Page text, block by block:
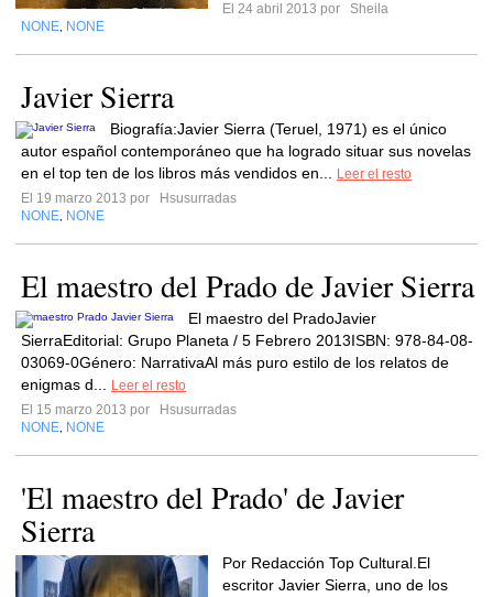
El 24 abril 2013 por
Sheila
NONE NONE
Javier Sierra
Biografía:Javier Sierra (Teruel, 1971) es el único
autor español contemporáneo que ha logrado situar sus novelas
en el top ten de los libros más vendidos en...
Leer el resto
El 19 marzo 2013 por
Hsusurradas
NONE NONE
El maestro del Prado de Javier Sierra
El maestro del PradoJavier
SierraEditorial: Grupo Planeta / 5 Febrero 2013ISBN: 978-84-08-
03069-0Género: NarrativaAl más puro estilo de los relatos de
enigmas d...
Leer el resto
El 15 marzo 2013 por
Hsusurradas
NONE NONE
'El maestro del Prado' de Javier
Sierra
Por Redacción Top Cultural.El
escritor Javier Sierra, uno de los